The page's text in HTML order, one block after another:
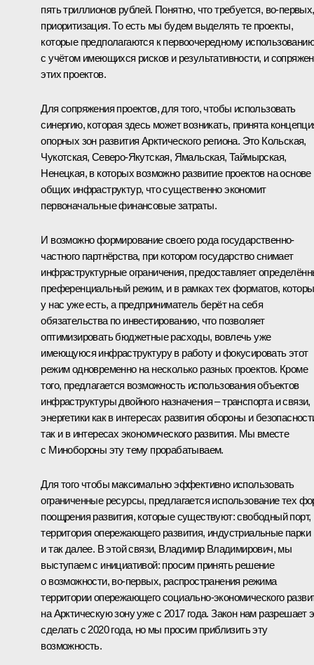
пять триллионов рублей. Понятно, что требуется, во‑первых,
приоритизация. То есть мы будем выделять те проекты,
которые предполагаются к первоочередному использованию
с учётом имеющихся рисков и результативности, и
этих проектов.
Для сопряжения проектов, для того, чтобы использовать
синергию, которая здесь может возникать, принята
опорных зон развития Арктического региона. Это Кольская,
Чукотская, Северо-Якутская, Ямальская, Таймырская,
Ненецкая, в которых возможно развитие проектов на основе
общих инфраструктур, что существенно экономит
первоначальные финансовые затраты.
И возможно формирование своего рода государственно-
частного партнёрства, при котором государство снимает
инфраструктурные ограничения, предоставляет
преференциальный режим, и в рамках тех форматов,
у нас уже есть, а предприниматель берёт на себя
обязательства по инвестированию, что позволяет
оптимизировать бюджетные расходы, вовлечь уже
имеющуюся инфраструктуру в работу и фокусировать этот
режим одновременно на несколько разных проектов. Кроме
того, предлагается возможность использования объектов
инфраструктуры двойного назначения – транспорта и связи,
энергетики как в интересах развития обороны и
так и в интересах экономического развития. Мы вместе
с Минобороны эту тему прорабатываем.
Для того чтобы максимально эффективно использовать
ограниченные ресурсы, предлагается использование тех
поощрения развития, которые существуют: свободный порт,
территория опережающего развития, индустриальные парки
и так далее. В этой связи, Владимир Владимирович, мы
выступаем с инициативой: просим принять решение
о возможности, во‑первых, распространения режима
территории опережающего социально-экономического
на Арктическую зону уже с 2017 года. Закон нам разрешает
сделать с 2020 года, но мы просим приблизить эту
возможность.